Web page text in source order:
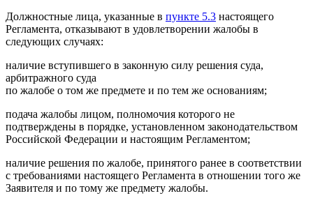
Должностные лица, указанные в пункте 5.3 настоящего
Регламента, отказывают в удовлетворении жалобы в
следующих случаях:
наличие вступившего в законную силу решения суда,
арбитражного суда
по жалобе о том же предмете и по тем же основаниям;
подача жалобы лицом, полномочия которого не
подтверждены в порядке, установленном законодательством
Российской Федерации и настоящим Регламентом;
наличие решения по жалобе, принятого ранее в соответствии
с требованиями настоящего Регламента в отношении того же
Заявителя и по тому же предмету жалобы.